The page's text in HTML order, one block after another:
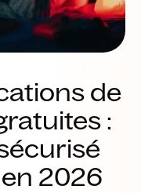
de
:
2026